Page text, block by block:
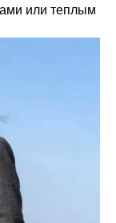
или теплым